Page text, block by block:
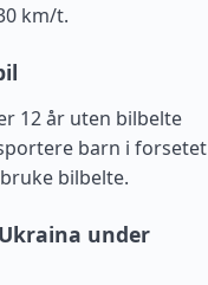
km/t.
12 år uten bilbelte
barn i forsetet
bilbelte.
under